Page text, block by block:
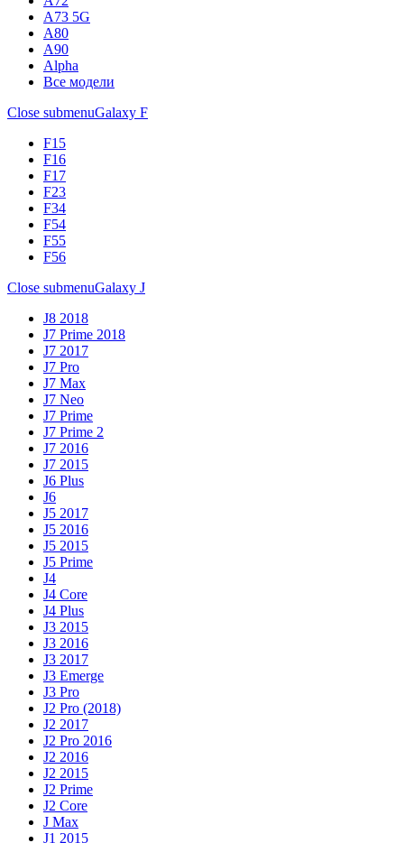
A73 5G
A80
A90
Alpha
Все модели
Close submenuGalaxy F
F15
F16
F17
F23
F34
F54
F55
F56
Close submenuGalaxy J
J8 2018
J7 Prime 2018
J7 2017
J7 Pro
J7 Max
J7 Neo
J7 Prime
J7 Prime 2
J7 2016
J7 2015
J6 Plus
J6
J5 2017
J5 2016
J5 2015
J5 Prime
J4
J4 Core
J4 Plus
J3 2015
J3 2016
J3 2017
J3 Emerge
J3 Pro
J2 Pro (2018)
J2 2017
J2 Pro 2016
J2 2016
J2 2015
J2 Prime
J2 Core
J Max
J1 2015